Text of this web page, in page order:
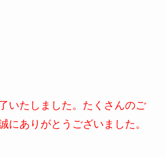
いたしました。たくさんのご
にありがとうございました。